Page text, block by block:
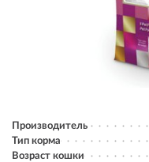
Производитель
Тип корма
Возраст кошки